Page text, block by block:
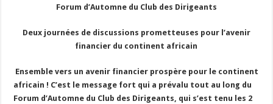
Forum d’Automne du Club des Dirigeants
Deux journées de discussions prometteuses pour l’avenir
financier du continent africain
Ensemble vers un avenir financier prospère pour le continent
africain ! C’est le message fort qui a prévalu tout au long du
Forum d’Automne du Club des Dirigeants, qui s’est tenu les 2